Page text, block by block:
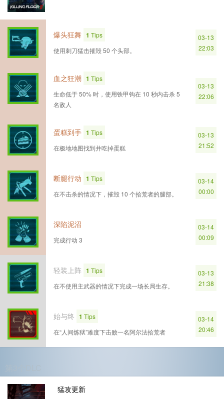
爆头狂舞 1 Tips
使用刺刀猛击摧毁 50 个头部。
03-13
22:03
血之狂潮 1 Tips
生命低于 50% 时，使用铁甲钩在 10 秒内击杀 5
名敌人
03-13
22:06
蛋糕到手 1 Tips
在极地地图找到并吃掉蛋糕
03-13
21:52
断腿行动 1 Tips
在不击杀的情况下，摧毁 10 个拾荒者的腿部。
03-14
00:00
深陷泥沼
完成行动 3
03-14
00:09
轻装上阵 1 Tips
在不使用主武器的情况下完成一场长局生存。
03-13
21:38
始与终 1 Tips
在“人间炼狱”难度下击败一名阿尔法拾荒者
03-14
20:46
猛攻更新